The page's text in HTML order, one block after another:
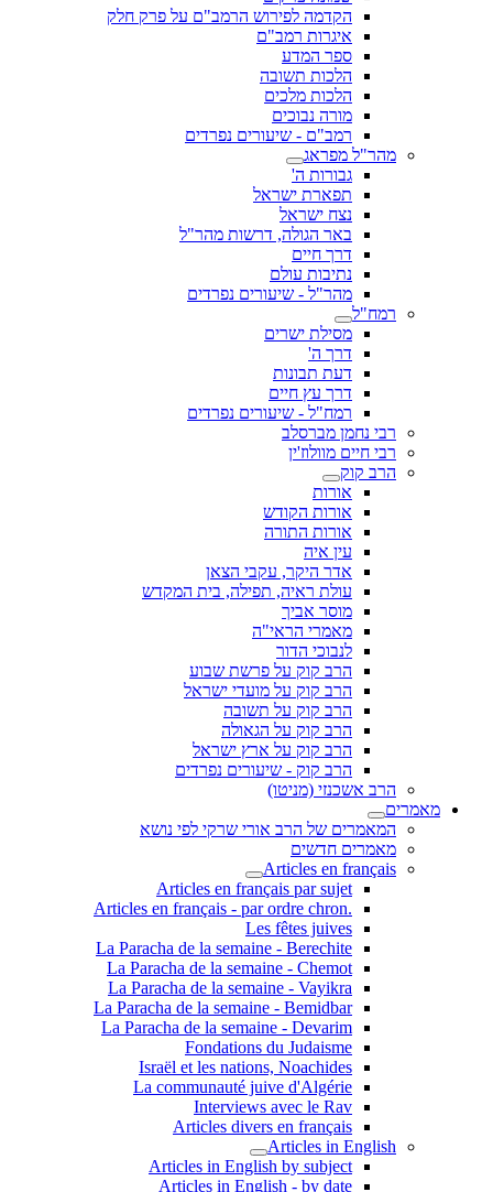
הקדמה לפירוש הרמב"ם על פרק חלק
איגרות רמב"ם
ספר המדע
הלכות תשובה
הלכות מלכים
מורה נבוכים
רמב"ם - שיעורים נפרדים
מהר"ל מפראג
גבורות ה'
תפארת ישראל
נצח ישראל
באר הגולה, דרשות מהר"ל
דרך חיים
נתיבות עולם
מהר"ל - שיעורים נפרדים
רמח"ל
מסילת ישרים
דרך ה'
דעת תבונות
דרך עץ חיים
רמח"ל - שיעורים נפרדים
רבי נחמן מברסלב
רבי חיים מוולוז'ין
הרב קוק
אורות
אורות הקודש
אורות התורה
עין איה
אדר היקר, עקבי הצאן
עולת ראיה, תפילה, בית המקדש
מוסר אביך
מאמרי הראי"ה
לנבוכי הדור
הרב קוק על פרשת שבוע
הרב קוק על מועדי ישראל
הרב קוק על תשובה
הרב קוק על הגאולה
הרב קוק על ארץ ישראל
הרב קוק - שיעורים נפרדים
הרב אשכנזי (מניטו)
מאמרים
המאמרים של הרב אורי שרקי לפי נושא
מאמרים חדשים
Articles en français
Articles en français par sujet
.Articles en français - par ordre chron
Les fêtes juives
La Paracha de la semaine - Berechite
La Paracha de la semaine - Chemot
La Paracha de la semaine - Vayikra
La Paracha de la semaine - Bemidbar
La Paracha de la semaine - Devarim
Fondations du Judaisme
Israël et les nations, Noachides
La communauté juive d'Algérie
Interviews avec le Rav
Articles divers en français
Articles in English
Articles in English by subject
Articles in English - by date